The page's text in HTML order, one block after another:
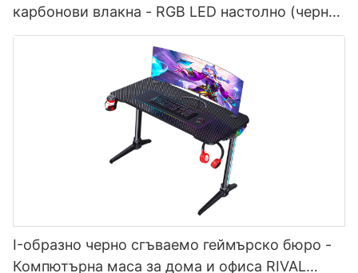
карбонови влакна - RGB LED настолно (черно)
за геймъри
I-образно черно сгъваемо геймърско бюро -
Компютърна маса за дома и офиса RIVAL